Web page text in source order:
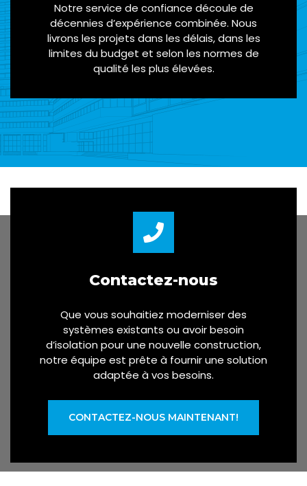
Notre service de confiance découle de
décennies d’expérience combinée. Nous
livrons les projets dans les délais, dans les
limites du budget et selon les normes de
qualité les plus élevées.
Contactez-nous
Que vous souhaitiez moderniser des
systèmes existants ou avoir besoin
d’isolation pour une nouvelle construction,
notre équipe est prête à fournir une solution
adaptée à vos besoins.
CONTACTEZ-NOUS MAINTENANT!